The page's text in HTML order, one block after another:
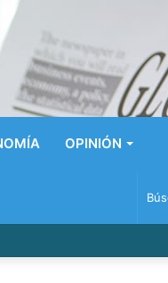
OPINIÓN
Dominicana